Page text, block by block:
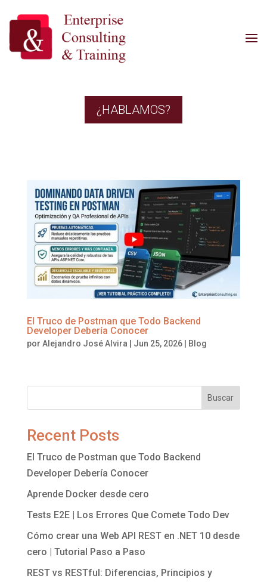
¿HABLAMOS?
El Truco de Postman que Todo Backend
Developer Debería Conocer
por Alejandro José Alvira | Jun 25, 2026| Blog
Buscar
Recent Posts
El Truco de Postman que Todo Backend
Developer Debería Conocer
Aprende Docker desde cero
Tests E2E | Los Errores Que Comete Todo Dev
Cómo crear una Web API REST en .NET 10 desde
cero | Tutorial Paso a Paso
REST vs RESTful: Diferencias, Principios y